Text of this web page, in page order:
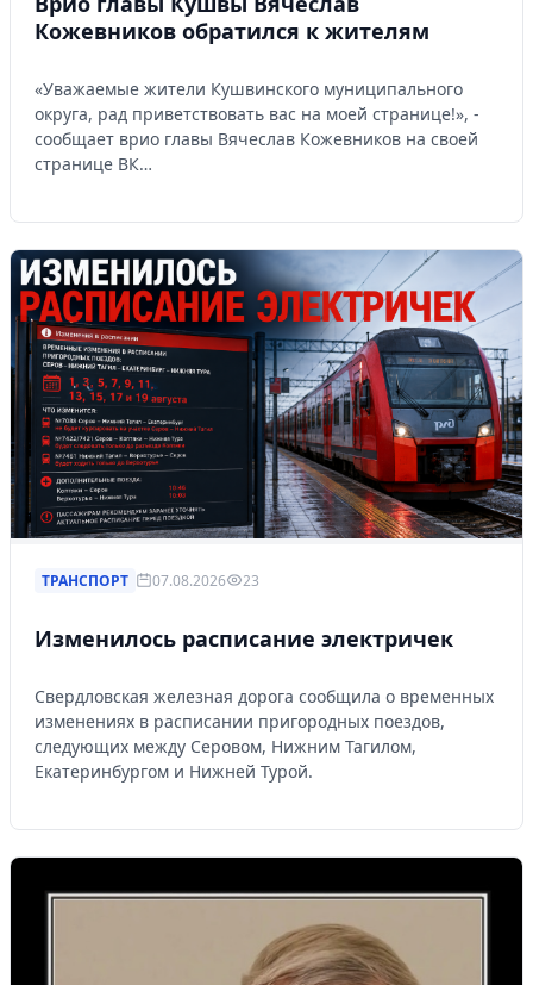
Кожевников обратился к жителям
«Уважаемые жители Кушвинского муниципального
округа, рад приветствовать вас на моей странице!», -
сообщает врио главы Вячеслав Кожевников на своей
странице ВК…
ТРАНСПОРТ 07.08.2026 23
Изменилось расписание электричек
Свердловская железная дорога сообщила о временных
изменениях в расписании пригородных поездов,
следующих между Серовом, Нижним Тагилом,
Екатеринбургом и Нижней Турой.